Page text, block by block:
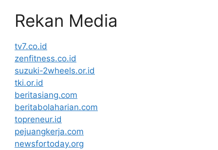
Rekan Media
tv7.co.id
zenfitness.co.id
suzuki-2wheels.or.id
tki.or.id
beritasiang.com
beritabolaharian.com
topreneur.id
pejuangkerja.com
newsfortoday.org